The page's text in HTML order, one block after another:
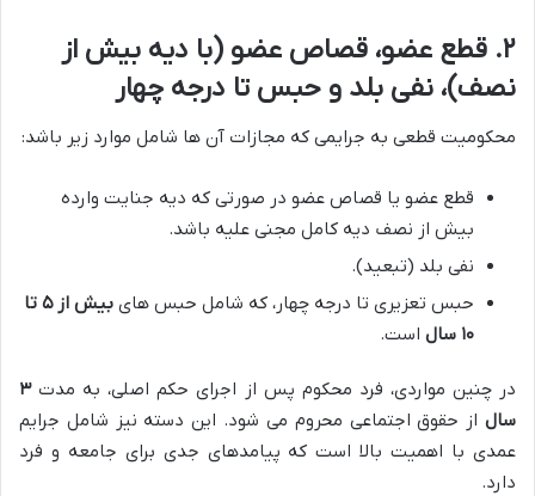
۲. قطع عضو، قصاص عضو (با دیه بیش از
نصف)، نفی بلد و حبس تا درجه چهار
محکومیت قطعی به جرایمی که مجازات آن ها شامل موارد زیر باشد:
قطع عضو یا قصاص عضو در صورتی که دیه جنایت وارده
بیش از نصف دیه کامل مجنی علیه باشد.
نفی بلد (تبعید).
حبس تعزیری تا درجه چهار، که شامل حبس های
بیش از ۵ تا
۱۰ سال
است.
در چنین مواردی، فرد محکوم پس از اجرای حکم اصلی، به مدت۳
سال از حقوق اجتماعی محروم می شود. این دسته نیز شامل جرایم
عمدی با اهمیت بالا است که پیامدهای جدی برای جامعه و فرد
دارد.